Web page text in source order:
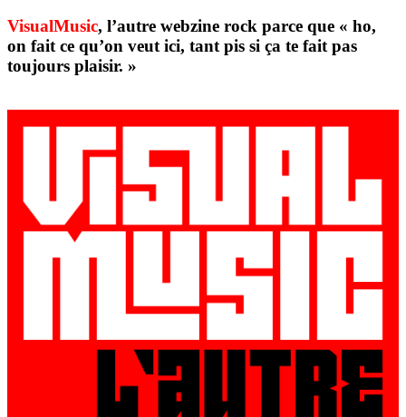
VisualMusic, l’autre webzine rock parce que « ho,
on fait ce qu’on veut ici, tant pis si ça te fait pas
toujours plaisir. »